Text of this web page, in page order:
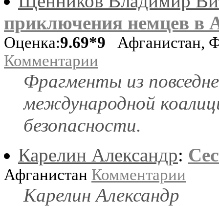
приключения немцев в
Оценка:9.69*9 Афганистан,
Комментарии
Фрагменты из
международной
безопасности.
Карелин Александр:
Афганистан Комментарии
Карелин Александр